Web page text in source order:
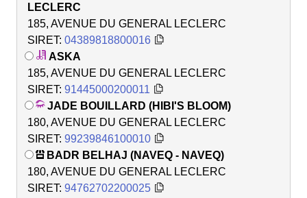
LECLERC
185, AVENUE DU GENERAL LECLERC
SIRET: 04389818800016
ASKA
185, AVENUE DU GENERAL LECLERC
SIRET: 91445000200011
JADE BOUILLARD (HIBI'S BLOOM)
180, AVENUE DU GENERAL LECLERC
SIRET: 99239846100010
BADR BELHAJ (NAVEQ - NAVEQ)
180, AVENUE DU GENERAL LECLERC
SIRET: 94762702200025